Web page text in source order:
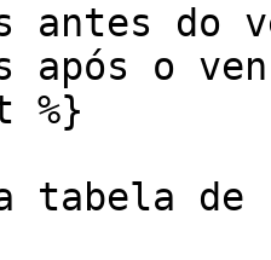
antes do
após o
tabela de